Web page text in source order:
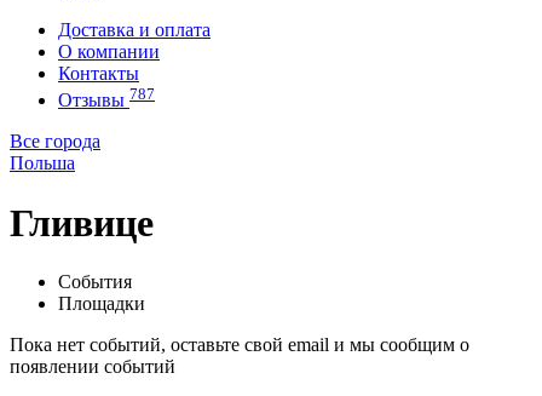
Доставка и оплата
О компании
Контакты
Отзывы 787
Все города
Польша
Гливице
События
Площадки
Пока нет событий, оставьте свой email и мы сообщим о
появлении событий